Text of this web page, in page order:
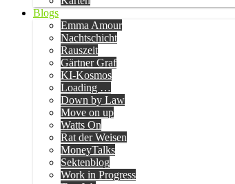
Blogs
Emma Amour
Nachtschicht
Rauszeit
Gärtner Graf
KI-Kosmos
Loading …
Down by Law
Move on up
Watts On
Rat der Weisen
MoneyTalks
Sektenblog
Work in Progress